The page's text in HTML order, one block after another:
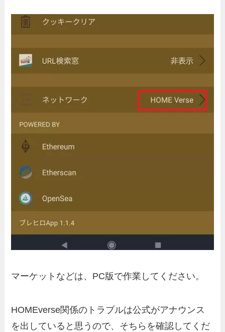
マーケットなどは、PC版で作業してください。
HOMEverse関係のトラブルは公式がアナウンス
を出していると思うので、そちらを確認してくだ